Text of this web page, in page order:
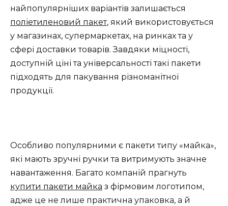
найпопулярніших варіантів залишається
поліетиленовий пакет, який використовується
у магазинах, супермаркетах, на ринках та у
сфері доставки товарів. Завдяки міцності,
доступній ціні та універсальності такі пакети
підходять для пакування різноманітної
продукції.
Особливо популярними є пакети типу «майка»,
які мають зручні ручки та витримують значне
навантаження. Багато компаній прагнуть
купити пакети майка з фірмовим логотипом,
адже це не лише практична упаковка, а й